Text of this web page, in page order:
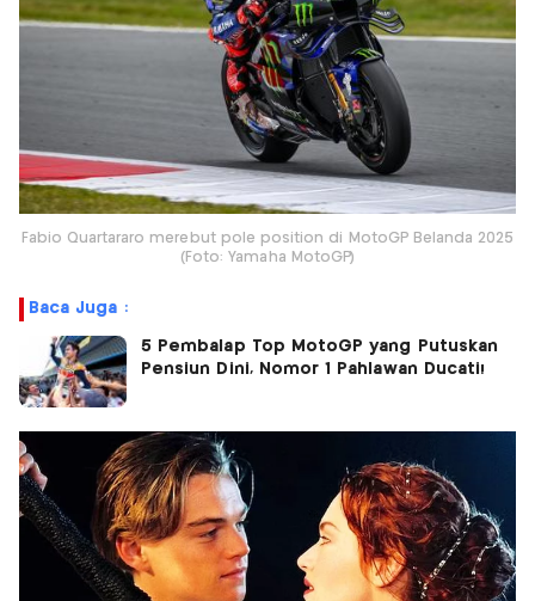
Fabio Quartararo merebut pole position di MotoGP Belanda 2025
(Foto: Yamaha MotoGP)
Baca Juga :
5 Pembalap Top MotoGP yang Putuskan
Pensiun Dini, Nomor 1 Pahlawan Ducati!